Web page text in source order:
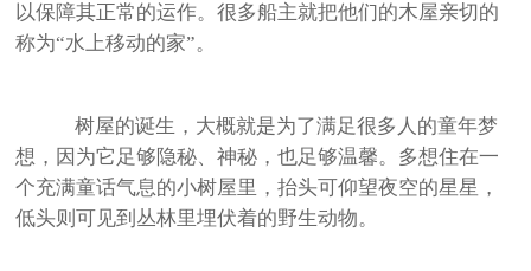
以保障其正常的运作。很多船主就把他们的木屋亲切的
称为“水上移动的家”。
树屋的诞生，大概就是为了满足很多人的童年梦
想，因为它足够隐秘、神秘，也足够温馨。多想住在一
个充满童话气息的小树屋里，抬头可仰望夜空的星星，
低头则可见到丛林里埋伏着的野生动物。